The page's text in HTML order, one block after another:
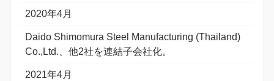
2020年4月
Daido Shimomura Steel Manufacturing (Thailand)
Co.,Ltd.、他2社を連結子会社化。
2021年4月